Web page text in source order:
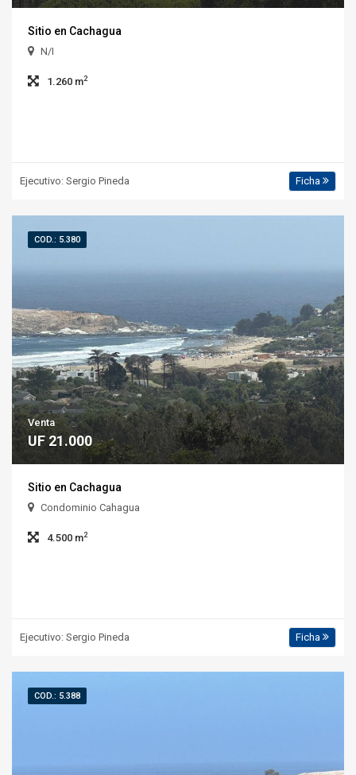
Sitio en Cachagua
N/I
1.260 m2
Ejecutivo: Sergio Pineda Ficha
COD.: 5.380
Venta
UF 21.000
Sitio en Cachagua
Condominio Cahagua
4.500 m2
Ejecutivo: Sergio Pineda Ficha
COD.: 5.388